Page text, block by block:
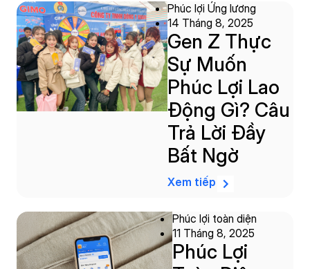
Phúc lợi Ứng lương
14 Tháng 8, 2025
Gen Z Thực
Sự Muốn
Phúc Lợi Lao
Động Gì? Câu
Trả Lời Đầy
Bất Ngờ
Xem tiếp
Phúc lợi toàn diện
11 Tháng 8, 2025
Phúc Lợi